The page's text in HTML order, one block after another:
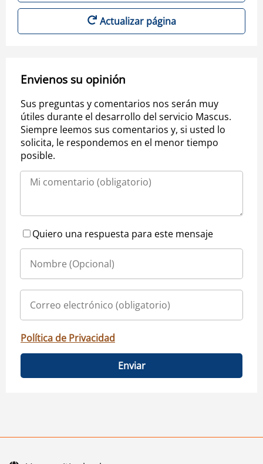
Actualizar página
Envienos su opinión
Sus preguntas y comentarios nos serán muy
útiles durante el desarrollo del servicio Mascus.
Siempre leemos sus comentarios y, si usted lo
solicita, le respondemos en el menor tiempo
posible.
Quiero una respuesta para este mensaje
Política de Privacidad
Enviar